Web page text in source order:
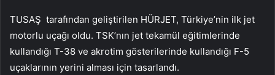
TUSAŞ tarafından geliştirilen HÜRJET, Türkiye’nin ilk jet
motorlu uçağı oldu. TSK’nın jet tekamül eğitimlerinde
kullandığı T-38 ve akrotim gösterilerinde kullandığı F-5
uçaklarının yerini alması için tasarlandı.